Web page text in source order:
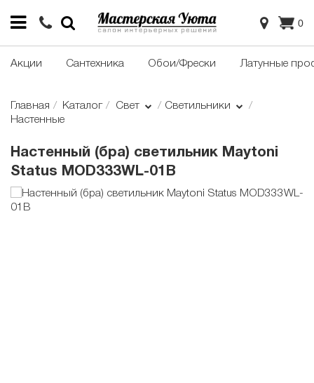
0
Акции Сантехника Обои/Фрески Латунные
Главная Каталог Свет
Светильники
Настенные
Настенный (бра) светильник Maytoni
Status MOD333WL-01B